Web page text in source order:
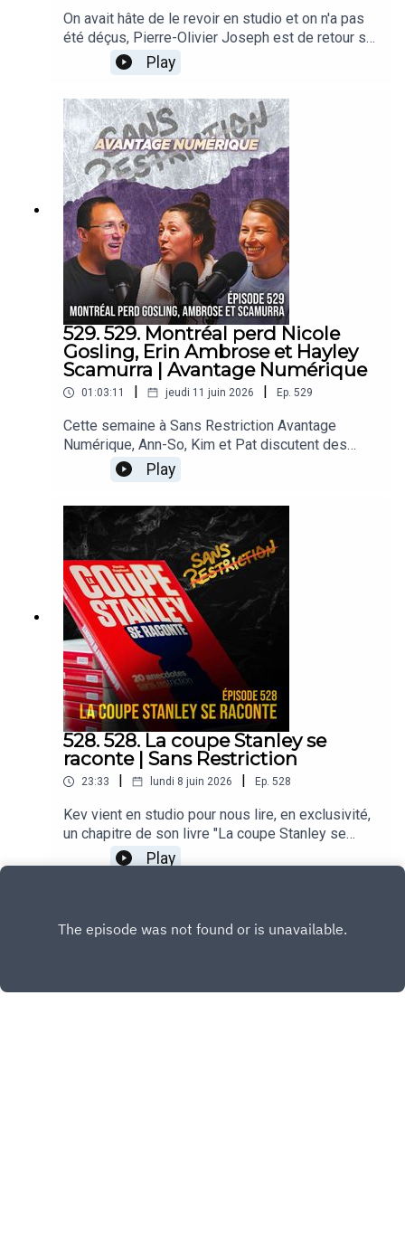
On avait hâte de le revoir en studio et on n'a pas
été déçus, Pierre-Olivier Joseph est de retour sur
le pod! On jase des 3 ans où il a habité chez Kris
Letang, de son draft, de ses anciens et nouveaux
coéquipiers... et surtout, de son voyage à Boston
pour aller voir le premier match d'Haïti à la Coupe
du monde!
Play
529. 529. Montréal perd Nicole
Gosling, Erin Ambrose et Hayley
Scamurra | Avantage Numérique
01:03:11 | jeudi 11 juin 2026 | Ep. 529
Cette semaine à Sans Restriction Avantage
Numérique, Ann-So, Kim et Pat discutent des
départs de Nicole Gosling, Erin Ambrose et
Hayley Scamurra, de la situation d’Hilary Knight et
des Québécoises qui pourraient être repêchées
la semaine prochaine.
Play
528. 528. La coupe Stanley se
raconte | Sans Restriction
23:33 lundi 8 juin 2026 Ep. 528
Kev vient en studio pour nous lire, en exclusivité,
un chapitre de son livre "La coupe Stanley se
raconte".
Play